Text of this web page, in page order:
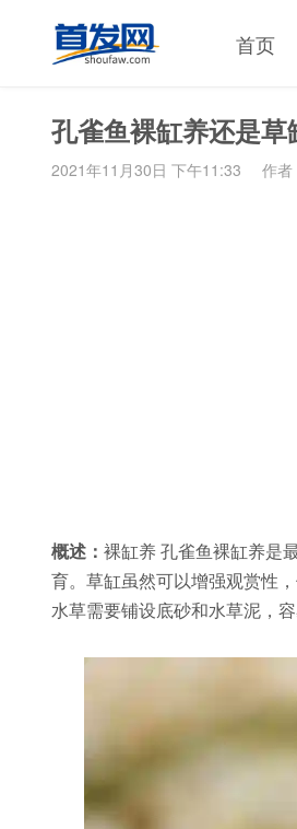
首页
孔雀鱼裸缸养还是
2021年11月30日 下午11:33 作者
概述： 裸缸养 孔雀鱼裸缸养是
育。草缸虽然可以增强观赏性
水草需要铺设底砂和水草泥，